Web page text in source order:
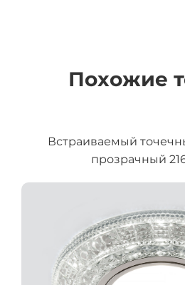
Похожие
Встраиваемый
прозрачный